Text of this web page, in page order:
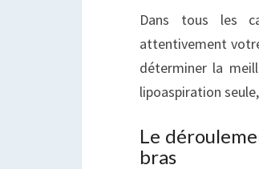
Dans tous les
attentivement
déterminer la
lipoaspiration
Le
bras